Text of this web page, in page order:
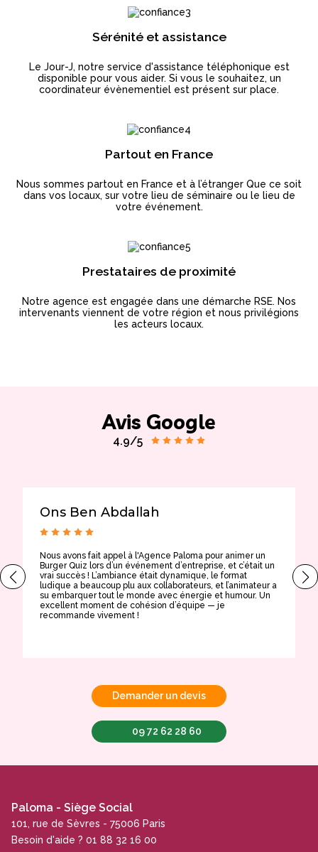
Sérénité et assistance
Le Jour-J, notre service d'assistance téléphonique est
disponible pour vous aider. Si vous le souhaitez, un
coordinateur évènementiel est présent sur place.
Partout en France
Nous sommes partout en France et à l’étranger Que ce soit
dans vos locaux, sur votre lieu de séminaire ou le lieu de
votre événement.
Prestataires de proximité
Notre agence est engagée dans une démarche RSE. Nos
intervenants viennent de votre région et nous privilégions
les acteurs locaux.
Avis Google
4.9/5
Ons Ben Abdallah
Nous avons fait appel à l'Agence Paloma pour animer un
Burger Quiz lors d’un événement d’entreprise, et c’était un
vrai succès ! L’ambiance était dynamique, le format
ludique a beaucoup plu aux collaborateurs, et l’animateur a
su embarquer tout le monde avec énergie et humour. Un
excellent moment de cohésion d’équipe — je
recommande vivement !
Demander un devis
09 72 62 28 60
Paloma - Siège Social
101, rue de Sèvres - 75006 Paris
Besoin d'aide ? 01 88 32 16 00